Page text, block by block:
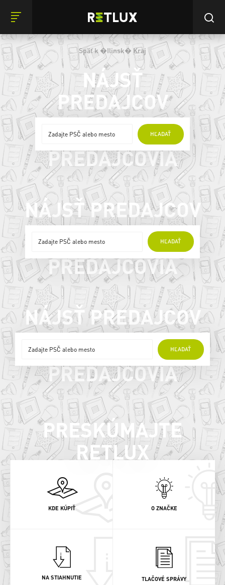
Späť k �Ilinsk� Kraj
NÁJSŤ
PREDAJCOV
HĽADAŤ
ONLINE
PREDAJCOVIA
NÁJSŤ PREDAJCOV
HĽADAŤ
ONLINE
PREDAJCOVIA
NÁJSŤ PREDAJCOV
HĽADAŤ
ONLINE
PREDAJCOVIA
PRESKÚMAJTE
RETLUX
KDE KÚPIŤ O ZNAČKE
NA STIAHNUTIE TLAČOVÉ SPRÁVY